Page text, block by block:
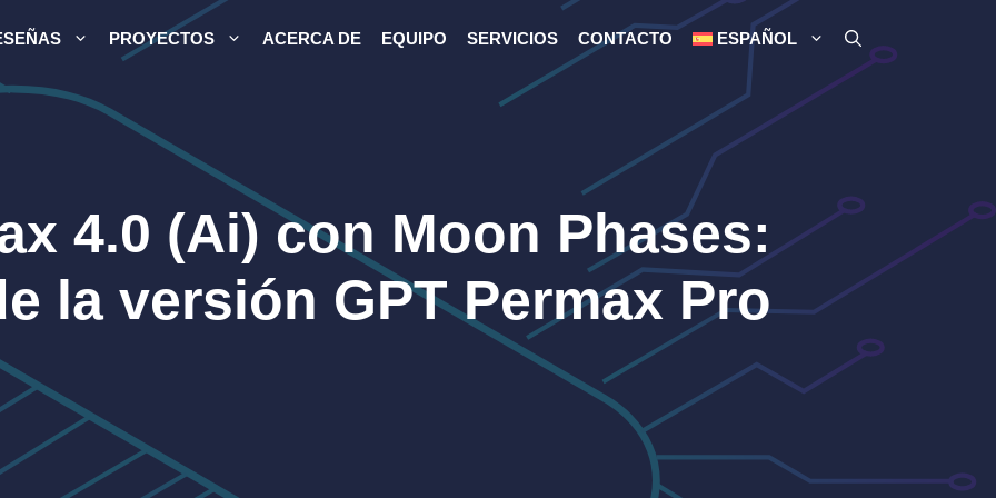
PROYECTOS ACERCA DE EQUIPO SERVICIOS CONTACTO ESPAÑOL
4.0 (Ai) con Moon Phases:
la versión GPT Permax Pro